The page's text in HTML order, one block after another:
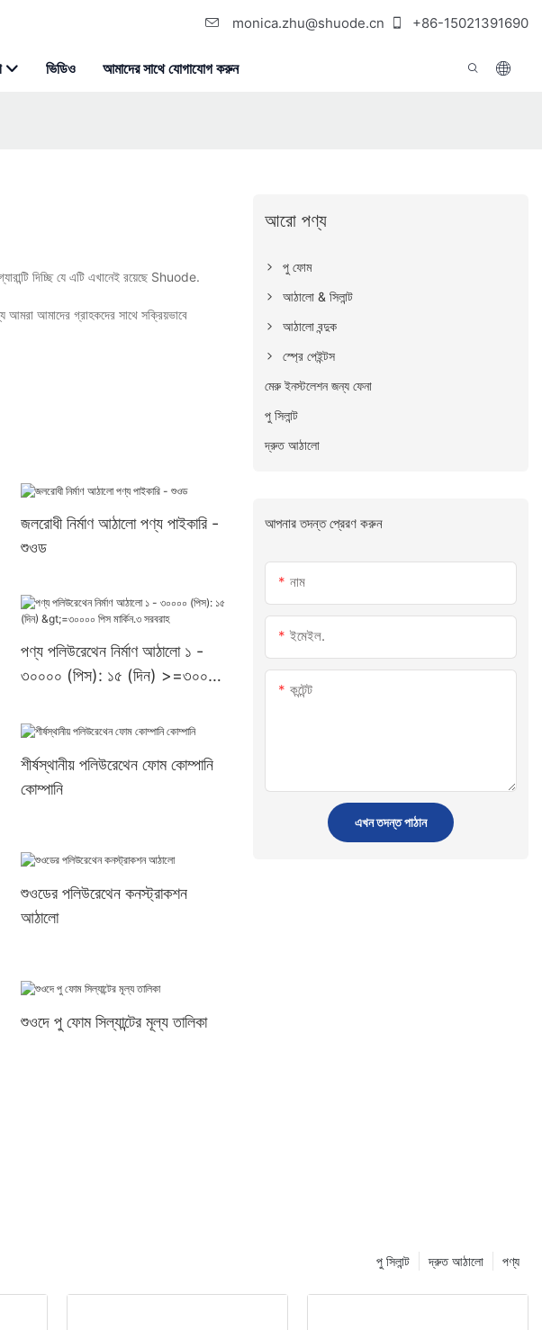
monica.zhu@shuode.cn +86-15021391690
ভিডিও আমাদের সাথে যোগাযোগ করুন
দিচ্ছি যে এটি এখানেই রয়েছে Shuode.
আমরা আমাদের গ্রাহকদের সাথে সক্রিয়ভাবে
জলরোধী নির্মাণ আঠালো পণ্য পাইকারি -
শুওড
পণ্য পলিউরেথেন নির্মাণ আঠালো ১ -
৩০০০০ (পিস): ১৫ (দিন) >=৩০০০০
শীর্ষস্থানীয় পলিউরেথেন ফোম কোম্পানি
কোম্পানি
শুওডের পলিউরেথেন কনস্ট্রাকশন
আঠালো
শুওদে পু ফোম সিল্যান্টের মূল্য তালিকা
আরো পণ্য
পু ফোম
আঠালো & সিলান্ট
আঠালো বন্দুক
স্প্রে পেইন্টস
মেরু ইনস্টলেশন জন্য ফেনা
পু সিলান্ট
দ্রুত আঠালো
আপনার তদন্ত প্রেরণ করুন
নাম
ইমেইল.
কন্টেন্ট
এখন তদন্ত পাঠান
পণ্য
দ্রুত আঠালো
পু সিলান্ট